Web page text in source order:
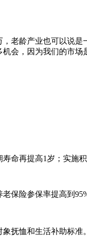
老龄产业也可以说
会，因为我们的市场
命再提高1岁；实施
保险参保率提高到
抚恤和生活补助标准。